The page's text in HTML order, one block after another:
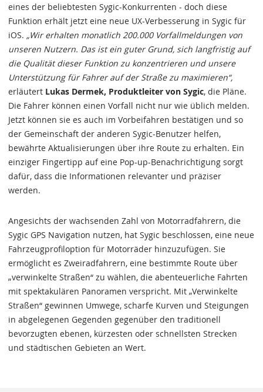
eines der beliebtesten Sygic-Konkurrenten - doch diese
Funktion erhält jetzt eine neue UX-Verbesserung in Sygic für
iOS. „Wir erhalten monatlich 200.000 Vorfallmeldungen von
unseren Nutzern. Das ist ein guter Grund, sich langfristig auf
die Qualität dieser Funktion zu konzentrieren und unsere
Unterstützung für Fahrer auf der Straße zu maximieren“,
erläutert Lukas Dermek, Produktleiter von Sygic, die Pläne.
Die Fahrer können einen Vorfall nicht nur wie üblich melden.
Jetzt können sie es auch im Vorbeifahren bestätigen und so
der Gemeinschaft der anderen Sygic-Benutzer helfen,
bewährte Aktualisierungen über ihre Route zu erhalten. Ein
einziger Fingertipp auf eine Pop-up-Benachrichtigung sorgt
dafür, dass die Informationen relevanter und präziser
werden.
Angesichts der wachsenden Zahl von Motorradfahrern, die
Sygic GPS Navigation nutzen, hat Sygic beschlossen, eine neue
Fahrzeugprofiloption für Motorräder hinzuzufügen. Sie
ermöglicht es Zweiradfahrern, eine bestimmte Route über
„verwinkelte Straßen“ zu wählen, die abenteuerliche Fahrten
mit spektakulären Panoramen verspricht. Mit „Verwinkelte
Straßen“ gewinnen Umwege, scharfe Kurven und Steigungen
in abgelegenen Gegenden gegenüber den traditionell
bevorzugten ebenen, kürzesten oder schnellsten Strecken
und städtischen Gebieten an Wert.